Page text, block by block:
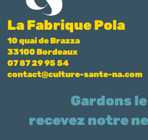
La Fabrique Pola
10 quai de Brazza
33100 Bordeaux
07 87 29 95 54
contact@culture-sante-na.com
Gardons
recevez notre